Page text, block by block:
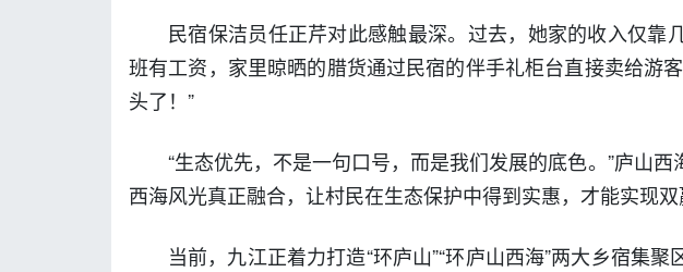
民宿保洁员任正芹对此感触最深。过去，她家的收入仅靠
班有工资，家里晾晒的腊货通过民宿的伴手礼柜台直接卖给游
头了！”
“生态优先，不是一句口号，而是我们发展的底色。”庐山
西海风光真正融合，让村民在生态保护中得到实惠，才能实现双
当前，九江正着力打造“环庐山”“环庐山西海”两大乡宿集